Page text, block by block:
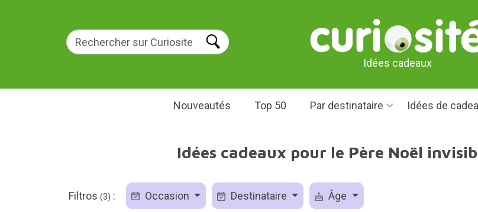
Idées cadeaux
Nouveautés Top 50 Par destinataire Idées de
Idées cadeaux pour le Père Noël
Filtros (3) : Occasion Destinataire Âge